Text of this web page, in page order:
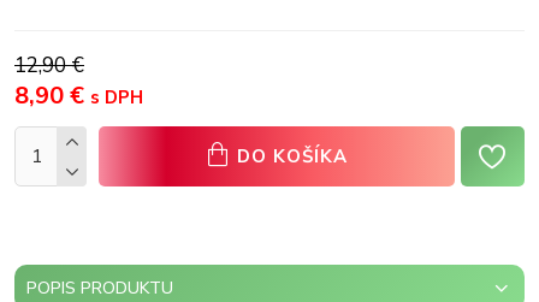
8,90 € s DPH
12,90 €
DO KOŠÍKA
POPIS PRODUKTU